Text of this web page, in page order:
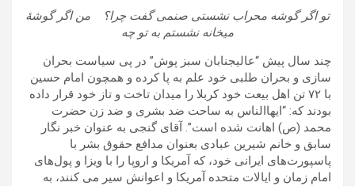
تو اگر گوشه محراب نشستی صنمی گفت چرا؟ من اگر گوشهٔ
میخانه نشستم به تو چه
چند سال پیش “عالیجنابان سبز پوش” در پی‌ سیاست بحران
سازی و بحران طلبی خود علم به پا کرده و همچون امام حسین
با ۷۲ تن اهل بیعت خود کربلا را میدان تاخت و تاز خود قرار داده
بودند که: “ایهاالناس به ساحت ضد بشری و ضد زن حضرت
محمد (ص) اهانت شده است”. آقای گنجی به عنوان خبر نگار
سابق و خانم شیرین عبادی بعنوان مدافع حقوق بشر با
پاسپورت‌های ایرانی‌ خود، که آمریکا و اروپا را با ویزا و پول‌های
امام زمان و ایالات متحده آمریکا و اعوانش سیر می کنند، به